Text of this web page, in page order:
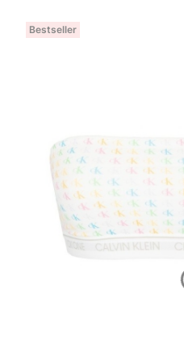
Bestseller